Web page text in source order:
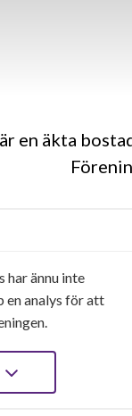
en äkta
har ännu inte
en analys för att